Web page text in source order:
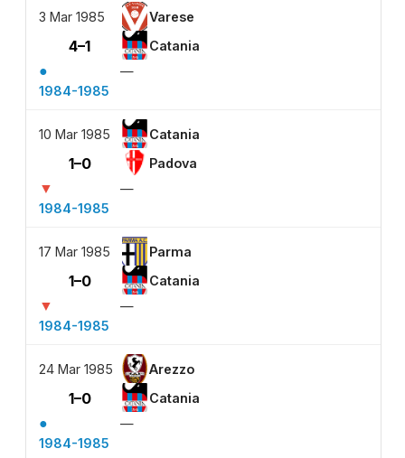
3 Mar 1985 Varese
4–1 Catania
●
—
1984-1985
10 Mar 1985 Catania
1–0 Padova
▼
—
1984-1985
17 Mar 1985 Parma
1–0 Catania
▼
—
1984-1985
24 Mar 1985 Arezzo
1–0 Catania
●
—
1984-1985